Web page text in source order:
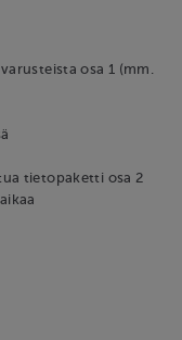
osa 1 (mm.
tietopaketti osa 2